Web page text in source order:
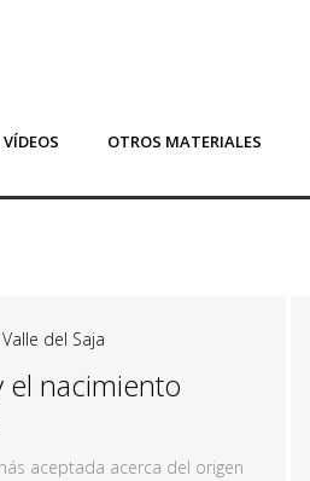
VÍDEOS OTROS MATERIALES
Valle del Saja
el nacimiento
aceptada acerca del origen